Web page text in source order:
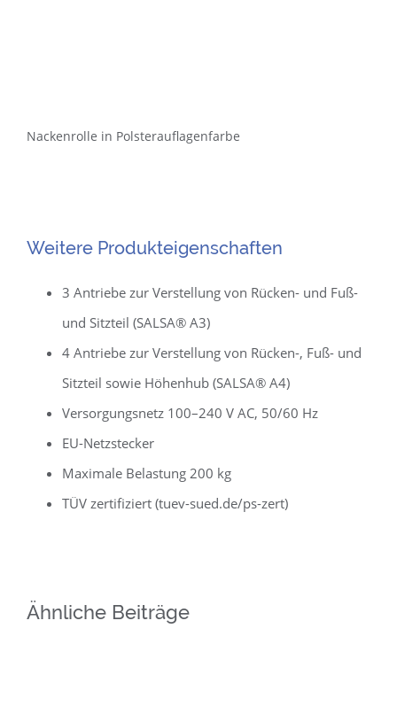
Nackenrolle in Polsterauflagenfarbe
Weitere Produkteigenschaften
3 Antriebe zur Verstellung von Rücken- und Fuß-
und Sitzteil (SALSA® A3)
4 Antriebe zur Verstellung von Rücken-, Fuß- und
Sitzteil sowie Höhenhub (SALSA® A4)
Versorgungsnetz 100–240 V AC, 50/60 Hz
EU-Netzstecker
Maximale Belastung 200 kg
TÜV zertifiziert (tuev-sued.de/ps-zert)
Ähnliche Beiträge